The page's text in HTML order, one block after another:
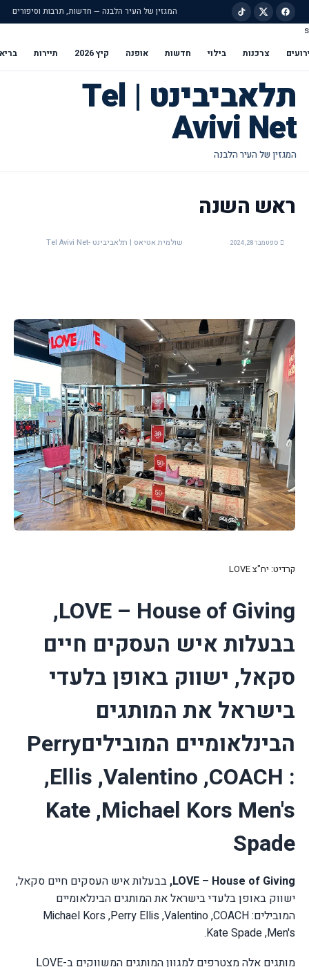
המגזין של העיר הלבנה — חדשות, תרבות וסיפורים
s
צרכנות בילוי חדשות אופנה קיץ 2026 תיירות
תלאביבינט | Tel
Avivi Net
ראש השנה
ספטמבר 28, 2024 שולמית אטיאס | תלאביבינט -Tel Avivi Net
קרדיט: יח"צLOVE
LOVE – House of Giving
,
בבעלות איש העסקים חיים
סקאל, ישווק באופן בלעדי
בישראל את המותגים
הבינלאומיים המוביליםPerry
Ellis ,Valentino ,COACH :
,
Michael Kors Men's
,
Kate
Spade
,LOVE – House of Givingבבעלות איש העסקים חיים סקאל,
ישווק באופן בלעדי בישראל את המותגים הבינלאומיים
המובילים:COACH
,
Perry Ellis ,Valentino
,
Michael Kors
Men's
,
Kate Spade
.
מותגים אלה מצטרפים למגווןהמותגים המשווקים ב-LOVE